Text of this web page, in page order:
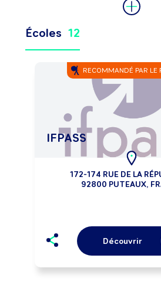
Écoles 12
RECOMMANDÉ PAR LE
IFPASS
172-174 RUE DE LA
92800 PUTEAUX,
Découvrir